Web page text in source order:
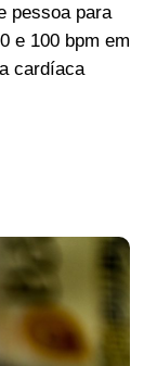
pessoa para
e 100 bpm em
cardíaca